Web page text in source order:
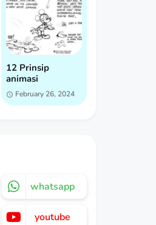
12 Prinsip
animasi
February 26, 2024
whatsapp
youtube